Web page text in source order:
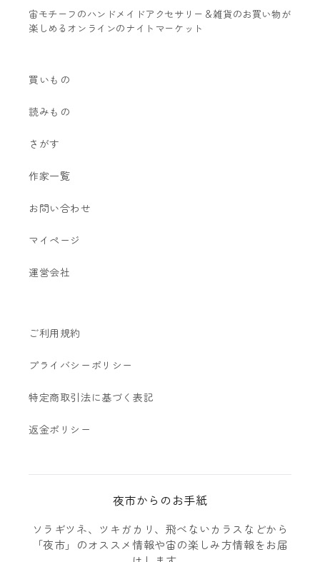
宙モチーフのハンドメイドアクセサリー＆雑貨のお買い物が
楽しめるオンラインのナイトマーケット
買いもの
読みもの
さがす
作家一覧
お問い合わせ
マイページ
運営会社
ご利用規約
プライバシーポリシー
特定商取引法に基づく表記
返金ポリシー
夜市からのお手紙
ソラギツネ、ツキガカリ、飛べないカラスなどから
「夜市」のオススメ情報や宙の楽しみ方情報をお届